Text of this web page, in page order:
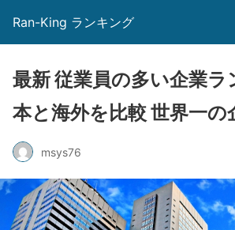
Ran-King ランキング
最新 従業員の多い企業ラ
本と海外を比較 世界一の
msys76